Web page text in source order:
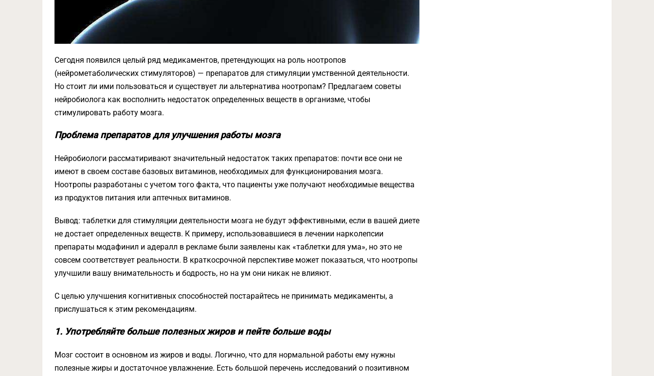
Сегодня появился целый ряд медикаментов, претендующих на роль ноотропов
(нейрометаболических стимуляторов) — препаратов для стимуляции умственной деятельности.
Но стоит ли ими пользоваться и существует ли альтернатива ноотропам? Предлагаем советы
нейробиолога как восполнить недостаток определенных веществ в организме, чтобы
стимулировать работу мозга.
Проблема препаратов для улучшения работы мозга
Нейробиологи рассматиривают значительный недостаток таких препаратов: почти все они не
имеют в своем составе базовых витаминов, необходимых для функционирования мозга.
Ноотропы разработаны с учетом того факта, что пациенты уже получают необходимые вещества
из продуктов питания или аптечных витаминов.
Вывод: таблетки для стимуляции деятельности мозга не будут эффективными, если в вашей диете
не достает определенных веществ. К примеру, использовавшиеся в лечении нарколепсии
препараты модафинил и адералл в рекламе были заявлены как «таблетки для ума», но это не
совсем соответствует реальности. В краткосрочной перспективе может показаться, что ноотропы
улучшили вашу внимательность и бодрость, но на ум они никак не влияют.
С целью улучшения когнитивных способностей постарайтесь не принимать медикаменты, а
прислушаться к этим рекомендациям.
1. Употребляйте больше полезных жиров и пейте больше воды
Мозг состоит в основном из жиров и воды. Логично, что для нормальной работы ему нужны
полезные жиры и достаточное увлажнение. Есть большой перечень исследований о позитивном